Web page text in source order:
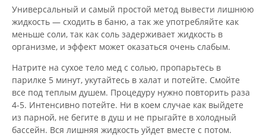
Универсальный и самый простой метод вывести лишнюю
жидкость — сходить в баню, а так же употребляйте как
меньше соли, так как соль задерживает жидкость в
организме, и эффект может оказаться очень слабым.
Натрите на сухое тело мед с солью, пропарьтесь в
парилке 5 минут, укутайтесь в халат и потейте. Смойте
все под теплым душем. Процедуру нужно повторить раза
4-5. Интенсивно потейте. Ни в коем случае как выйдете
из парной, не бегите в душ и не прыгайте в холодный
бассейн. Вся лишняя жидкость уйдет вместе с потом.